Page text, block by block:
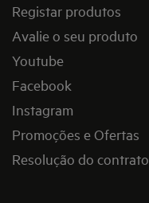
Registar produtos
Avalie o seu produto
Youtube
Facebook
Instagram
Promoções e Ofertas
Resolução do contrato